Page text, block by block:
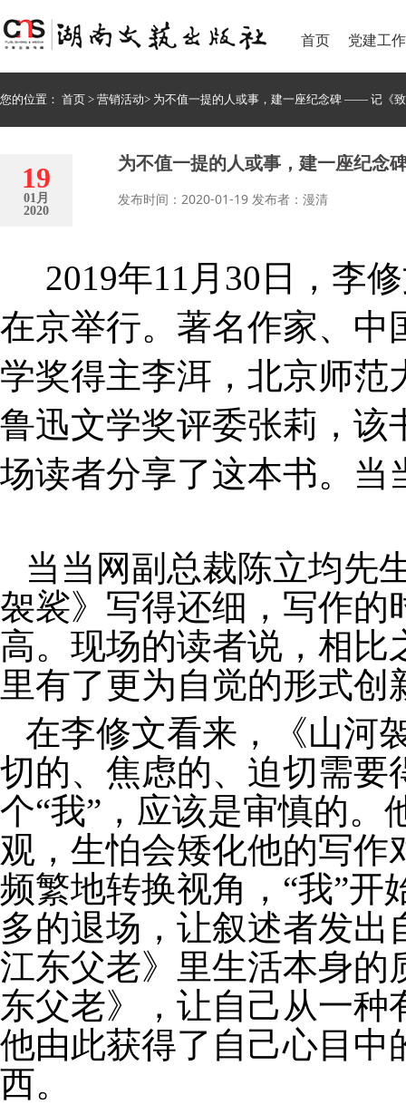
首页 党建工作
您的位置： 首页 > 营销活动> 为不值一提的人或事，建一座纪念碑 —— 记《
19
01月
2020
为不值一提的人或事，建一座纪
发布时间：2020-01-19 发布者：漫清
2019年11月30日，李
在京举行。著名作家、中
学奖得主李洱，北京师范
鲁迅文学奖评委张莉，该
场读者分享了这本书。当
当当网副总裁陈立均先
袈裟》写得还细，写作的
高。现场的读者说，相比
里有了更为自觉的形式
在李修文看来，《山河
切的、焦虑的、迫切需要
个“我”，应该是审慎的。
观，生怕会矮化他的写作
频繁地转换视角，“我”开
多的退场，让叙述者发
江东父老》里生活本身的
东父老》，让自己从一
他由此获得了自己心目中
西。